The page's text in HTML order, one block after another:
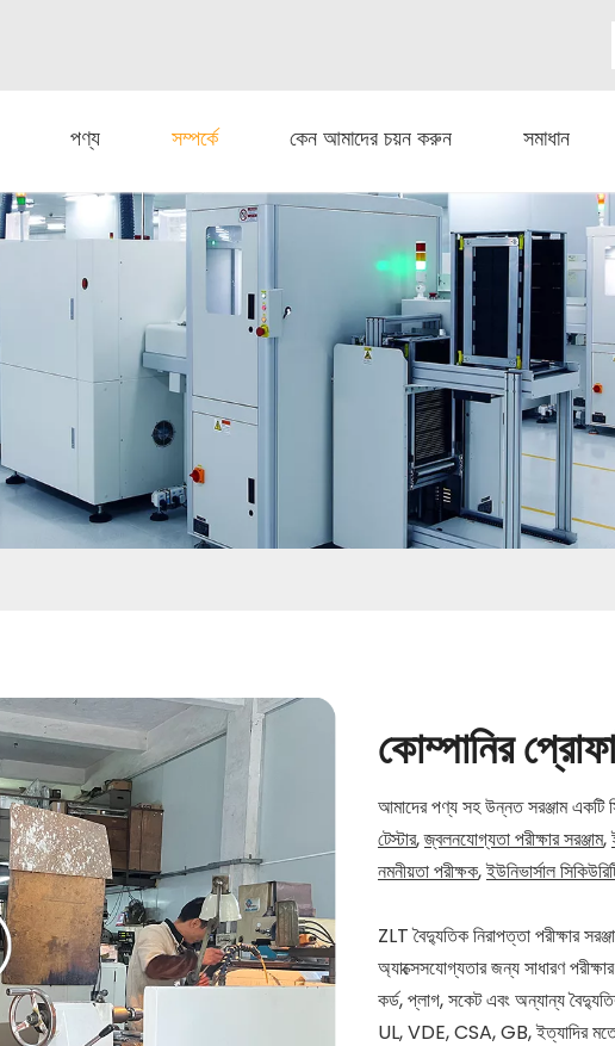
পণ্য সম্পর্কে কেন আমাদের চয়ন করুন সমাধান
কোম্পানির
আমাদের পণ্য সহ উন্নত সরঞ্জাম একটি
টেস্টার,জ্বলনযোগ্যতা পরীক্ষার সরঞ্জাম,
নমনীয়তা পরীক্ষক,ইউনিভার্সাল
ZLT ​​বৈদ্যুতিক নিরাপত্তা পরীক্ষার
অ্যাক্সেসযোগ্যতার জন্য সাধারণ
কর্ড, প্লাগ, সকেট এবং অন্যান্য
UL, VDE, CSA, GB, ইত্যাদির মতো